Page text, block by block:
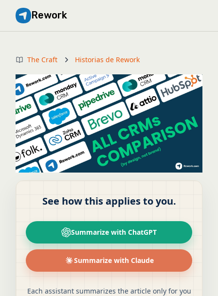
Rework
The Craft Historias de Rework
See how this applies to you.
Summarize with ChatGPT
Summarize with Claude
Each assistant summarizes the article only for you